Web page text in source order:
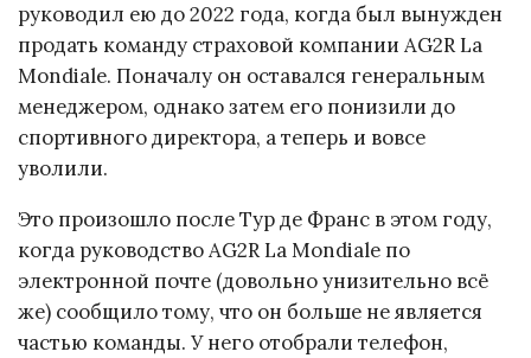
руководил ею до 2022 года, когда был вынужден
продать команду страховой компании AG2R La
Mondiale. Поначалу он оставался генеральным
менеджером, однако затем его понизили до
спортивного директора, а теперь и вовсе
уволили.
Это произошло после Тур де Франс в этом году,
когда руководство AG2R La Mondiale по
электронной почте (довольно унизительно всё
же) сообщило тому, что он больше не является
частью команды. У него отобрали телефон,